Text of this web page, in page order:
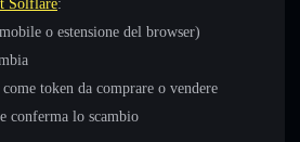
Solflare:
o estensione del browser)
come token da comprare o vendere
conferma lo scambio